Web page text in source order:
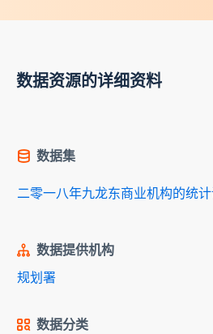
数据资源的详细资料
数据集
二零一八年九龙东商业机构的统
数据提供机构
规划署
数据分类